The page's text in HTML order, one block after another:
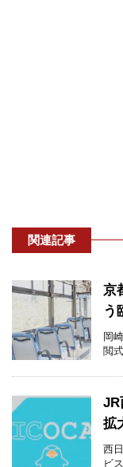
関連記事
京
う
岡
閲
JR
拡
西
ビ